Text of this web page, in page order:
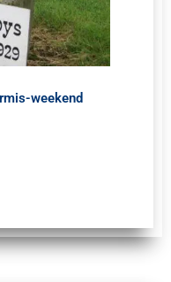
weekend